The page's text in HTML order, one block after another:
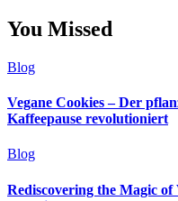
You Missed
Blog
Vegane Cookies – Der
Kaffeepause revolutioniert
Blog
Rediscovering the Magic